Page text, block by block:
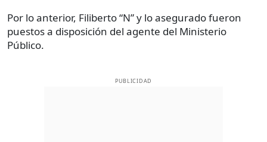
Por lo anterior, Filiberto “N” y lo asegurado fueron
puestos a disposición del agente del Ministerio
Público.
PUBLICIDAD